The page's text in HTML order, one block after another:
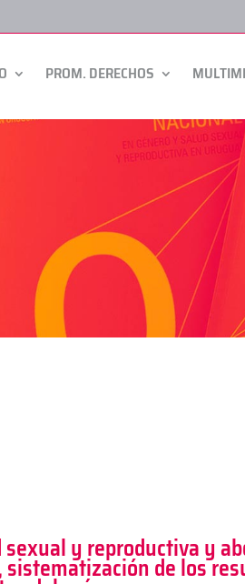
PROM. DERECHOS
y reproductiva y
de los